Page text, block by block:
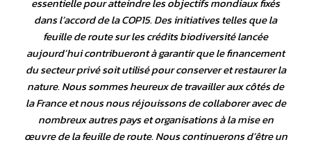
dans l’accord de la COP15. Des initiatives telles que la
feuille de route sur les crédits biodiversité lancée
aujourd’hui contribueront à garantir que le financement
du secteur privé soit utilisé pour conserver et restaurer la
nature. Nous sommes heureux de travailler aux côtés de
la France et nous nous réjouissons de collaborer avec de
nombreux autres pays et organisations à la mise en
œuvre de la feuille de route. Nous continuerons d’être un